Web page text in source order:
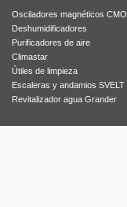
Osciladores magnéticos CMO
Deshumidificadores
Purificadores de aire
Climastar
Útiles de limpieza
Escaleras y andamios SVELT
Revitalizador agua Grander